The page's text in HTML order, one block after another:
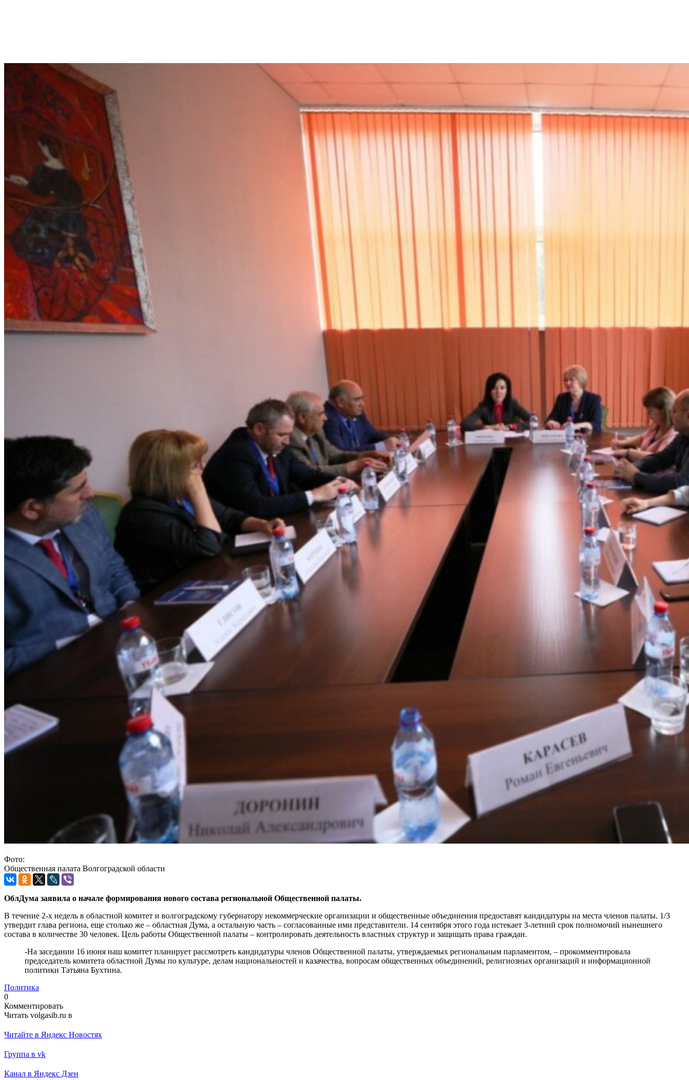
Фото:
Общественная палата Волгоградской области
ОблДума заявила о начале формирования нового состава региональной Общественной палаты.
В течение 2-х недель в областной комитет и волгоградскому губернатору некоммерческие организации и общественные объединения предоставят кандидатуры на места членов палаты. 1/3
утвердит глава региона, еще столько же – областная Дума, а остальную часть – согласованные ими представители. 14 сентября этого года истекает 3-летний срок полномочий нынешнего
состава в количестве 30 человек. Цель работы Общественной палаты – контролировать деятельность властных структур и защищать права граждан.
-На заседании 16 июня наш комитет планирует рассмотреть кандидатуры членов Общественной палаты, утверждаемых региональным парламентом, – прокомментировала
председатель комитета областной Думы по культуре, делам национальностей и казачества, вопросам общественных объединений, религиозных организаций и информационной
политики Татьяна Бухтина.
Политика
0
Комментировать
Читать volgasib.ru в
Читайте в Яндекс Новостях
Группа в vk
Канал в Яндекс Дзен